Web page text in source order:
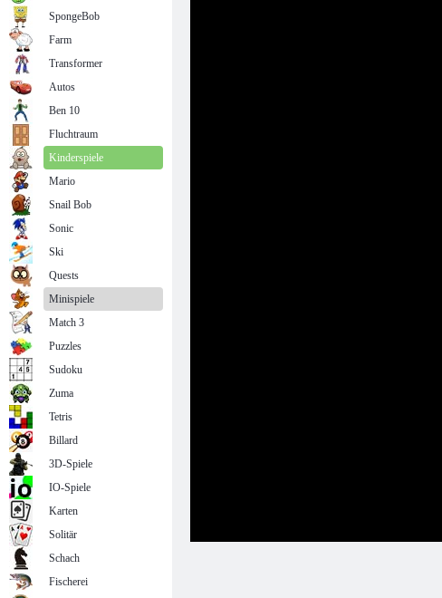
SpongeBob
Farm
Transformer
Autos
Ben 10
Fluchtraum
Kinderspiele
Mario
Snail Bob
Sonic
Ski
Quests
Minispiele
Match 3
Puzzles
Sudoku
Zuma
Tetris
Billard
3D-Spiele
IO-Spiele
Karten
Solitär
Schach
Fischerei